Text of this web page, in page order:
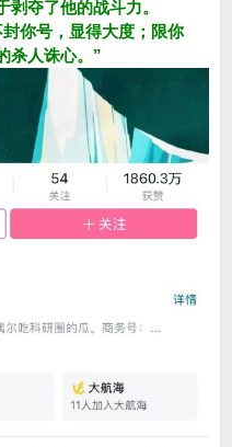
夺了他的战斗力。
你号，显得大度；限你
杀人诛心。”